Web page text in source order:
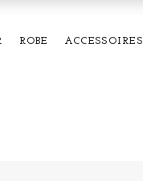
ROBE ACCESSOIRES